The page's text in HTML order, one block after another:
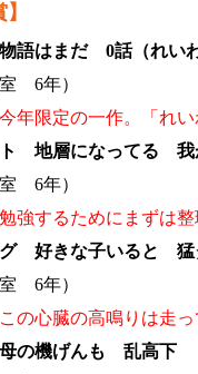
語はまだ 0話（れい
室 6年）
年限定の一作。「れ
ト 地層になってる 我
室 6年）
強するためにまずは
グ 好きな子いると 猛
室 6年）
の心臓の高鳴りは走
の機げんも 乱高下